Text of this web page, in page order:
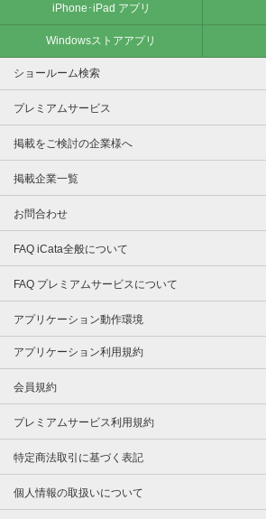
iPhone･iPad アプリ
Windowsストアアプリ
ショールーム検索
プレミアムサービス
掲載をご検討の企業様へ
掲載企業一覧
お問合わせ
FAQ iCata全般について
FAQ プレミアムサービスについて
アプリケーション動作環境
アプリケーション利用規約
会員規約
プレミアムサービス利用規約
特定商法取引に基づく表記
個人情報の取扱いについて